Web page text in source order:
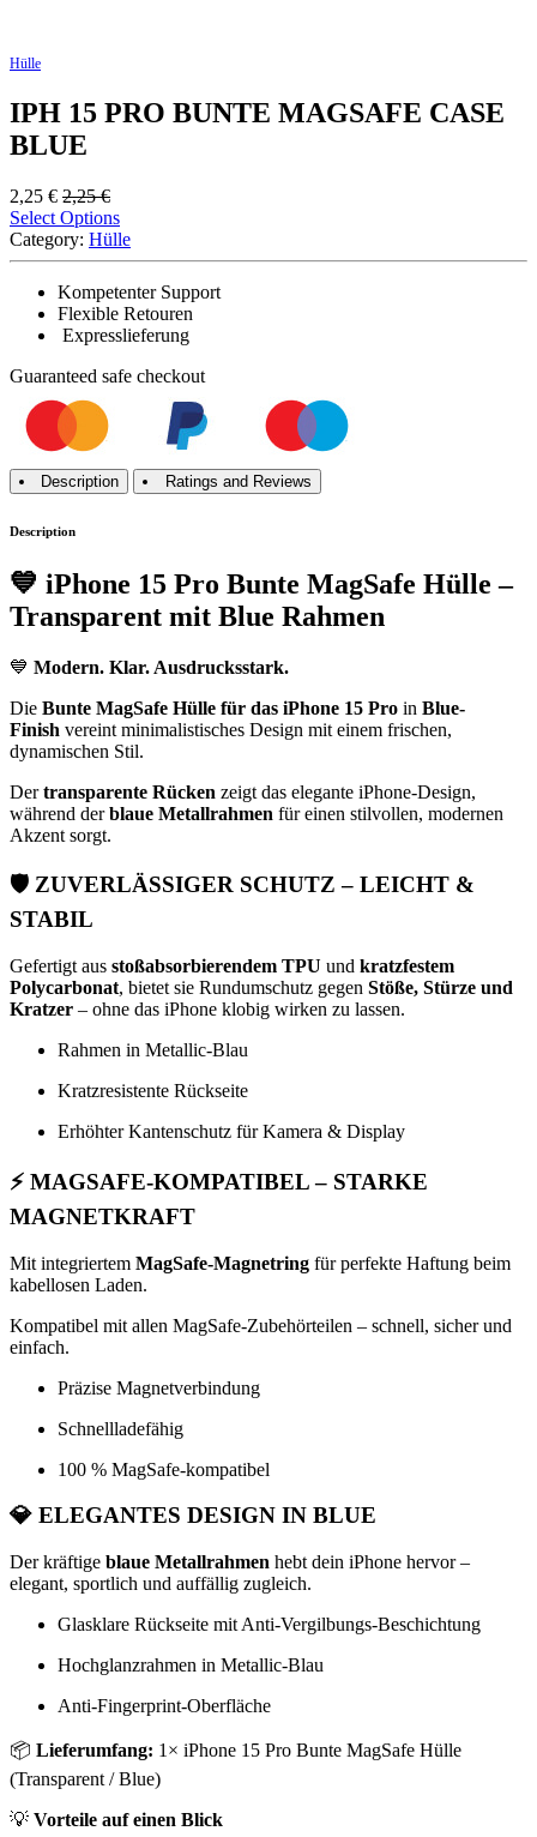
Hülle
IPH 15 PRO BUNTE MAGSAFE CASE
BLUE
2,25 € 2,25€
Select Options
Category: Hülle
Kompetenter Support
Flexible Retouren
Expresslieferung
Guaranteed safe checkout
Description Ratings and Reviews
Description
💙 iPhone 15 Pro Bunte MagSafe Hülle –
Transparent mit Blue Rahmen
💙 Modern. Klar. Ausdrucksstark.
Die Bunte MagSafe Hülle für das iPhone 15 Pro in Blue-
Finish vereint minimalistisches Design mit einem frischen,
dynamischen Stil.
Dertransparente Rücken zeigt das elegante iPhone-Design,
während derblaue Metallrahmen für einen stilvollen, modernen
Akzent sorgt.
🛡️ ZUVERLÄSSIGER SCHUTZ – LEICHT &
STABIL
Gefertigt aus stoßabsorbierendem TPU und kratzfestem
Polycarbonat, bietet sie Rundumschutz gegen Stöße, Stürze und
Kratzer – ohne das iPhone klobig wirken zu lassen.
Rahmen in Metallic-Blau
Kratzresistente Rückseite
Erhöhter Kantenschutz für Kamera & Display
⚡ MAGSAFE-KOMPATIBEL – STARKE
MAGNETKRAFT
Mit integriertem MagSafe-Magnetring für perfekte Haftung beim
kabellosen Laden.
Kompatibel mit allen MagSafe-Zubehörteilen – schnell, sicher und
einfach.
Präzise Magnetverbindung
Schnellladefähig
100 % MagSafe-kompatibel
💎 ELEGANTES DESIGN IN BLUE
Der kräftige blaue Metallrahmen hebt dein iPhone hervor –
elegant, sportlich und auffällig zugleich.
Glasklare Rückseite mit Anti-Vergilbungs-Beschichtung
Hochglanzrahmen in Metallic-Blau
Anti-Fingerprint-Oberfläche
📦 Lieferumfang: 1× iPhone 15 Pro Bunte MagSafe Hülle
(Transparent / Blue)
💡 Vorteile auf einen Blick